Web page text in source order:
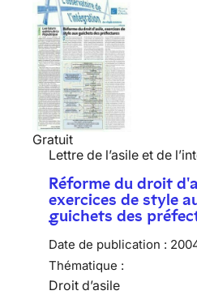
Gratuit
Lettre de l’asile et de
Réforme du droit
exercices de style
guichets des
Date de publication :
Thématique :
Droit d’asile